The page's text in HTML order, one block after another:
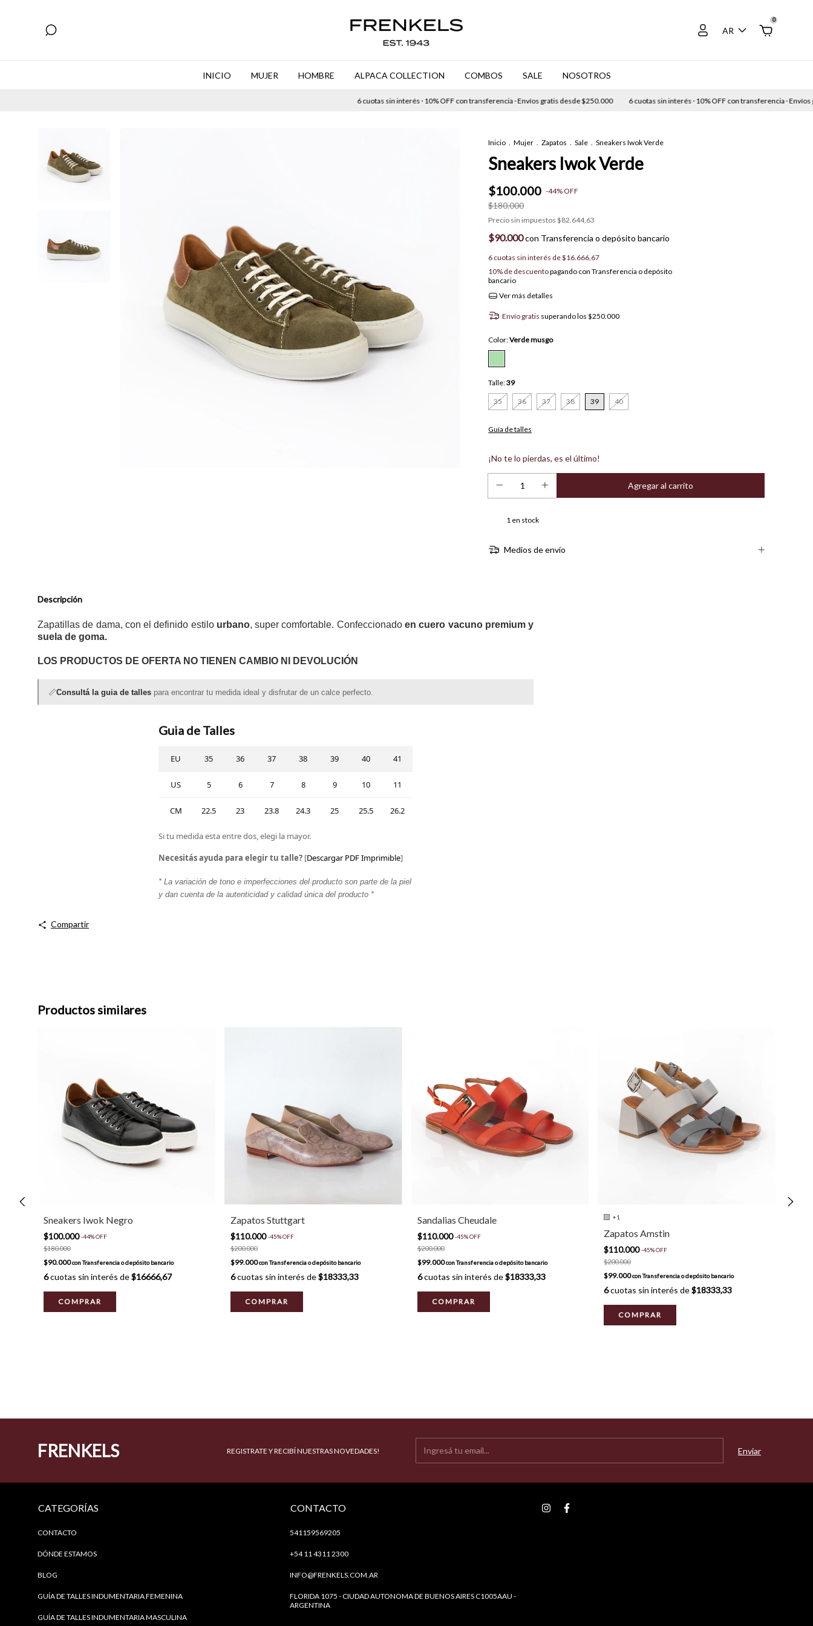
AR
0
INICIO MUJER HOMBRE ALPACA COLLECTION COMBOS SALE NOSOTROS
6 cuotas sin interés · 10% OFF con transferencia · Envíos gratis desde $250.000 6 cuotas sin interés · 10% OFF con transferencia · Envíos
Inicio . Mujer . Zapatos . Sale . Sneakers Iwok Verde
Sneakers Iwok Verde
$100.000 -44% OFF
$180.000
Precio sin impuestos$82.644,63
$90.000con Transferencia o depósito bancario
6 cuotas sin interés de$16.666,67
10% de descuentopagando con Transferencia o depósito
bancario
Ver más detalles
Envío gratis superando los $250.000
Color:Verde musgo
Talle:39
35 36 37 38 39 40
Guía de talles
¡No te lo pierdas, es el último!
1 en stock
Medios de envío
Descripción
Zapatillas de dama, con el definido estilo urbano, super comfortable. Confeccionado en cuero vacuno premiumy
suela de goma.
LOS PRODUCTOS DE OFERTA NO TIENEN CAMBIO NI DEVOLUCIÓN
📏Consultá la guia de talles para encontrar tu medida ideal y disfrutar de un calce perfecto.
Guia de Talles
EU 35 36 37 38 39 40 41
US 5 6 7 8 9 10 11
CM 22.5 23 23.8 24.3 25 25.5 26.2
Si tu medida esta entre dos, elegi la mayor.
Necesitás ayuda para elegir tu talle? [Descargar PDF Imprimible]
* La variación de tono e imperfecciones del producto son parte de la piel
y dan cuenta de la autenticidad y calidad única del producto *
Compartir
Productos similares
Sneakers Iwok Negro
$100.000-44%OFF
$180.000
$90.000conTransferencia o depósito bancario
6cuotas sin interés de$16666,67
COMPRAR
Zapatos Stuttgart
$110.000-45%OFF
$200.000
$99.000conTransferencia o depósito bancario
6cuotas sin interés de$18333,33
COMPRAR
Sandalias Cheudale
$110.000-45%OFF
$200.000
$99.000conTransferencia o depósito bancario
6cuotas sin interés de$18333,33
COMPRAR
+1
Zapatos Amstin
$110.000-45%OFF
$200.000
$99.000conTransferencia o depósito bancario
6cuotas sin interés de$18333,33
COMPRAR
FRENKELS REGISTRATE Y RECIBÍ NUESTRAS NOVEDADES!
CATEGORÍAS
CONTACTO
DÓNDE ESTAMOS
BLOG
GUÍA DE TALLES INDUMENTARIA FEMENINA
GUÍA DE TALLES INDUMENTARIA MASCULINA
CONTACTO
541159569205
+54 11 4311 2300
INFO@FRENKELS.COM.AR
FLORIDA 1075 - CIUDAD AUTONOMA DE BUENOS AIRES C1005AAU -
ARGENTINA